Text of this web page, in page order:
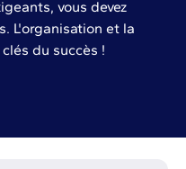
vous devez
L'organisation et la
du succès !